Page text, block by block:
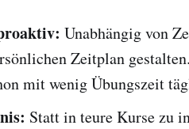
Unabhängig von
Zeitplan
mit wenig Übungszeit
Statt in teure Kurse zu